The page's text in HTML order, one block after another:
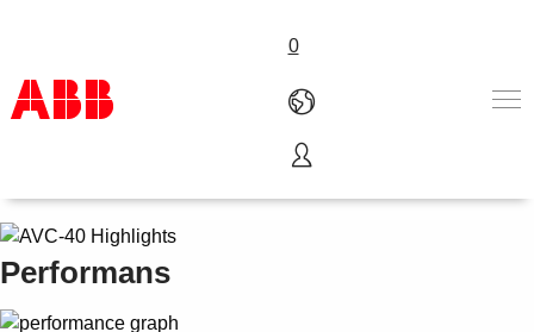
0
Ürünler ve Çözümler
Endüstriler
Hakkımızda
Satış noktaları
PCS100 AVC-40 Öne Çıkanlar
Performans